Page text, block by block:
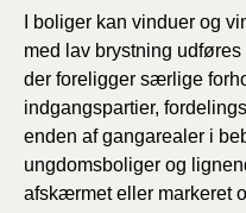
I boliger kan vinduer og
med lav brystning
der foreligger særlige
indgangspartier,
enden af gangarealer i
ungdomsboliger og
afskærmet eller markeret